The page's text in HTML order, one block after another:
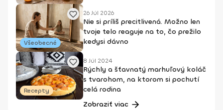
Všeobecné
26 Júl 2026
Nie si príliš precitlivená. Možno len
tvoje telo reaguje na to, čo prežilo
kedysi dávno
Recepty
8 Júl 2024
Rýchly a šťavnatý marhuľový koláč
s tvarohom, na ktorom si pochutí
celá rodina
Zobraziť viac